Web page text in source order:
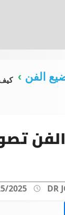
الفن
DR
2025